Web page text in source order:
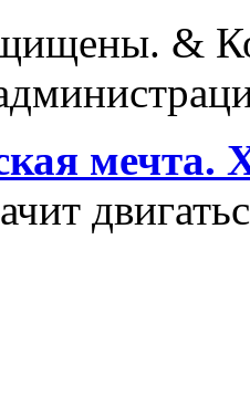
&
мечта.